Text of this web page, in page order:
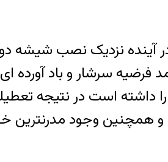
آینده نزدیک نصب شیشه
را داشته است در نتیجه
و همچنین وجود مدرنترین